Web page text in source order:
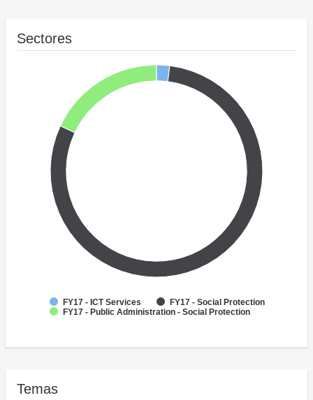
Sectores
FY17 - ICT Services
FY17 - Social Protection
FY17 - Public Administration - Social Protection
Temas